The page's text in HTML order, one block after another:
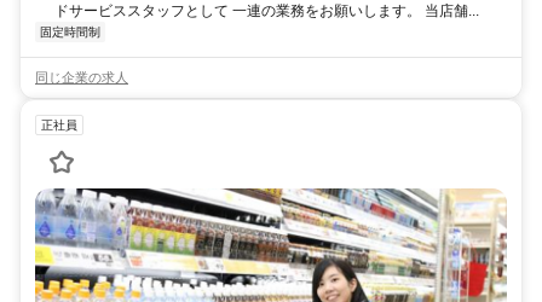
ドサービススタッフとして 一連の業務をお願いします。 当店舗...
固定時間制
同じ企業の求人
正社員